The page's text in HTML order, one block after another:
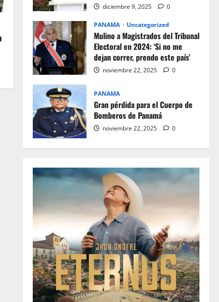
diciembre 9, 2025 0
PANAMA Uncategorized
Mulino a Magistrados del Tribunal
Electoral en 2024: ‘Si no me
dejan correr, prendo este país’
noviembre 22, 2025 0
PANAMA
Gran pérdida para el Cuerpo de
Bomberos de Panamá
noviembre 22, 2025 0